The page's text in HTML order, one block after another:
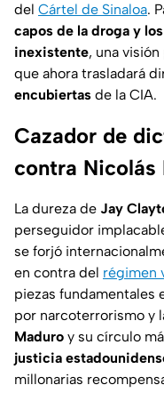
del Cártel de Sinaloa.
capos de la droga y
inexistente, una
que ahora trasladará
encubiertas de la CIA.
Cazador de
contra Nicolás
La dureza de Jay
perseguidor
se forjó
en contra del régimen
piezas fundamentales
por narcoterrorismo y
Maduro y su círculo
justicia
millonarias